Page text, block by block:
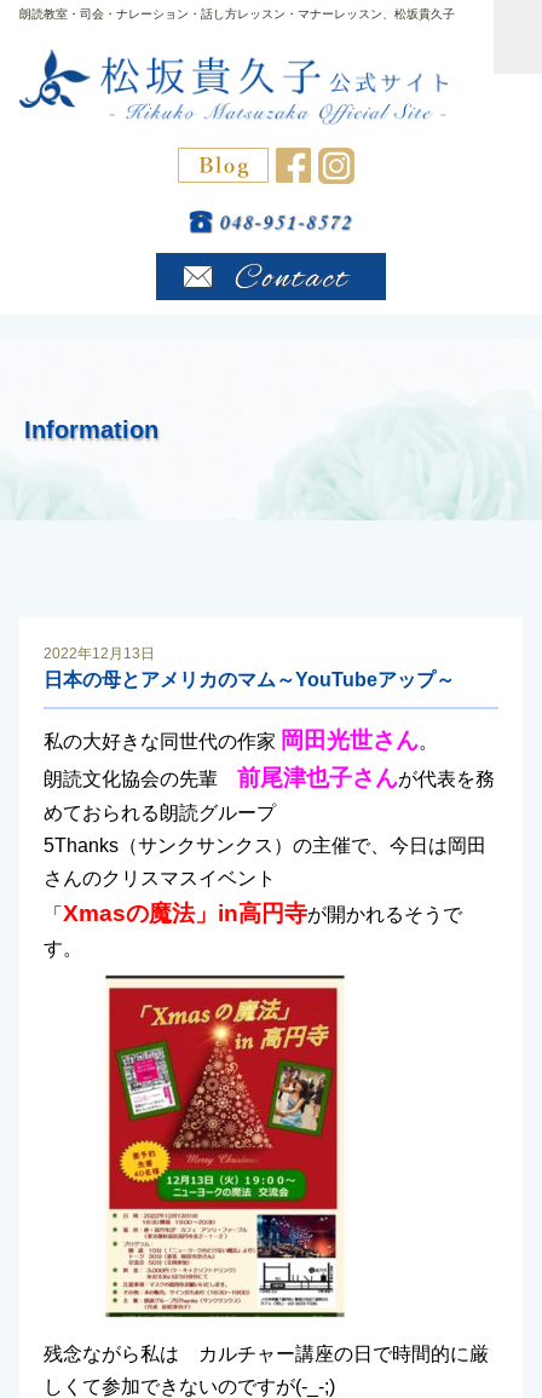
朗読教室・司会・ナレーション・話し方レッスン・マナーレッスン、松坂貴久子
Information
2022年12月13日
日本の母とアメリカのマム～YouTubeアップ～
私の大好きな同世代の作家 岡田光世さん。
朗読文化協会の先輩 前尾津也子さんが代表を務
めておられる朗読グループ
5Thanks（サンクサンクス）の主催で、今日は岡田
さんのクリスマスイベント
「 Xmasの魔法」in高円寺が開かれるそうで
す。
残念ながら私は カルチャー講座の日で時間的に厳
しくて参加できないのですが(-_-;)